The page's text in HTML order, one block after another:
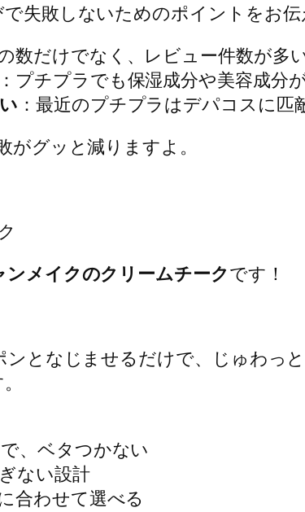
失敗しないためのポイントをお伝
数だけでなく、レビュー件数が多
：プチプラでも保湿成分や美容成分
：最近のプチプラはデパコスに
グッと減りますよ。
ンメイクのクリームチークです！
となじませるだけで、じゅわっ
、ベタつかない
ない設計
合わせて選べる